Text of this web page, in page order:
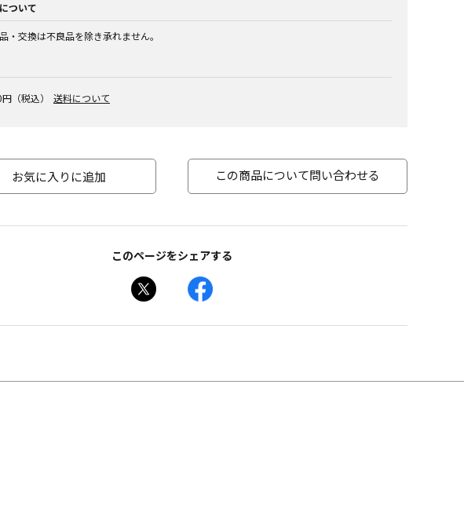
ついて
・交換は不良品を除き承れません。
（税込） 送料について
お気に入りに追加 この商品について問い合わせる
このページをシェアする